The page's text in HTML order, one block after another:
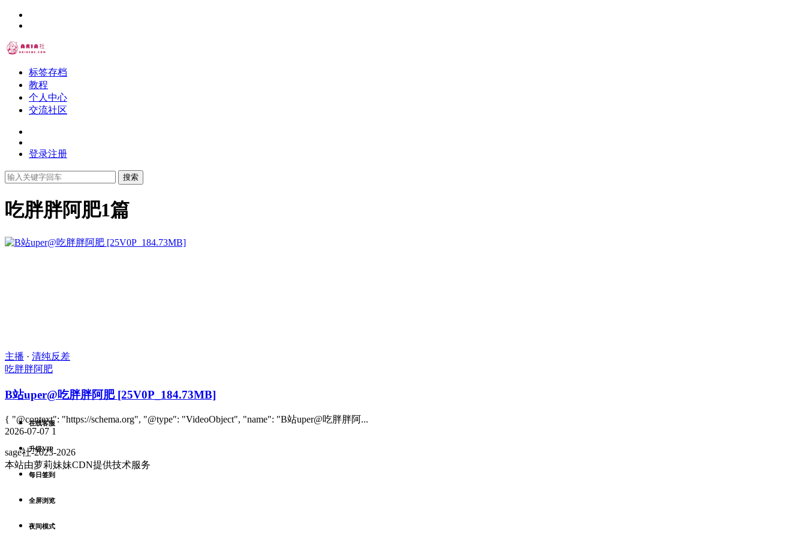
标签存档
教程
个人中心
交流社区
登录注册
搜索
吃胖胖阿肥1篇
主播 · 清纯反差
吃胖胖阿肥
B站uper@吃胖胖阿肥 [25V0P_184.73MB]
{ "@context": "https://schema.org", "@type": "VideoObject", "name": "B站uper@吃胖胖阿...
2026-07-07 1
sage社-2023-2026
本站由萝莉妹妹CDN提供技术服务
在线客服
升级VIP
每日签到
全屏浏览
夜间模式